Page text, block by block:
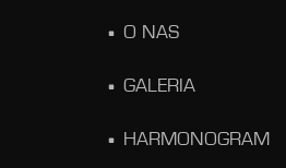
O NAS
GALERIA
HARMONOGRAM